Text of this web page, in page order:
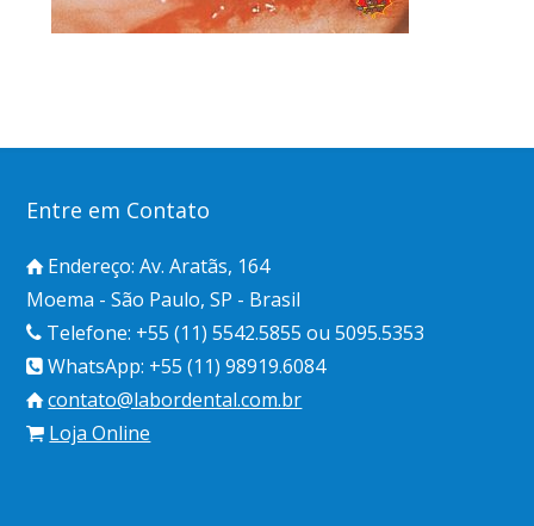
Entre em Contato
Endereço: Av. Aratãs, 164
Moema - São Paulo, SP - Brasil
Telefone: +55 (11) 5542.5855 ou 5095.5353
WhatsApp: +55 (11) 98919.6084
contato@labordental.com.br
Loja Online